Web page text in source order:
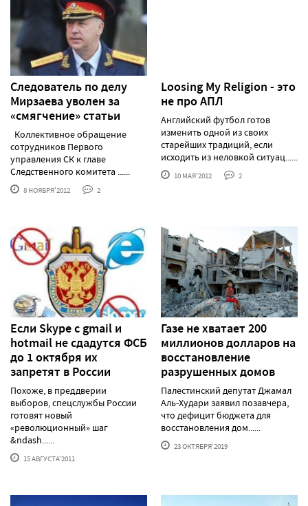
Следователь по делу
Мирзаева уволен за
«смягчение» статьи
Коллективное обращение
сотрудников Первого
управления СК к главе
Следственного комитета ......
8 НОЯБРЯ'2012 2
Loosing My Religion - это
не про АПЛ
Английский футбол готов
изменить одной из своих
старейших традиций, если
исходить из неловкой ситуац......
10 МАЯ'2012 2
Если Skype с gmail и
hotmail не сдадутся ФСБ
до 1 октября их
запретят в России
Похоже, в преддверии
выборов, спецслужбы России
готовят новый
«революционный» шаг
&ndash......
15 АВГУСТА'2011
Газе не хватает 200
миллионов долларов на
восстановление
разрушенных домов
Палестинский депутат Джамал
Аль-Худари заявил позавчера,
что дефицит бюджета для
восстановления дом......
23 ОКТЯБРЯ'2019